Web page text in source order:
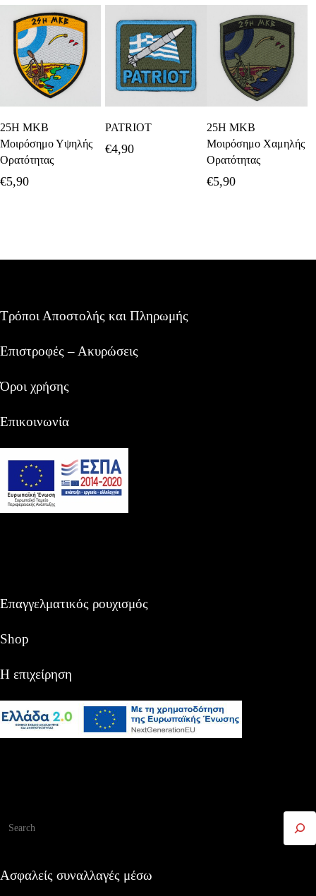
Καλάθι
25Η ΜΚΒ
Μοιρόσημο Υψηλής
Ορατότητας
€5,90
PATRIOT
€4,90
Καλάθι
25Η ΜΚΒ
Μοιρόσημο Χαμηλής
Ορατότητας
€5,90
Τρόποι Αποστολής και Πληρωμής
Επιστροφές – Ακυρώσεις
Όροι χρήσης
Επικοινωνία
Επαγγελματικός ρουχισμός
Shop
Η επιχείρηση
Ασφαλείς συναλλαγές μέσω